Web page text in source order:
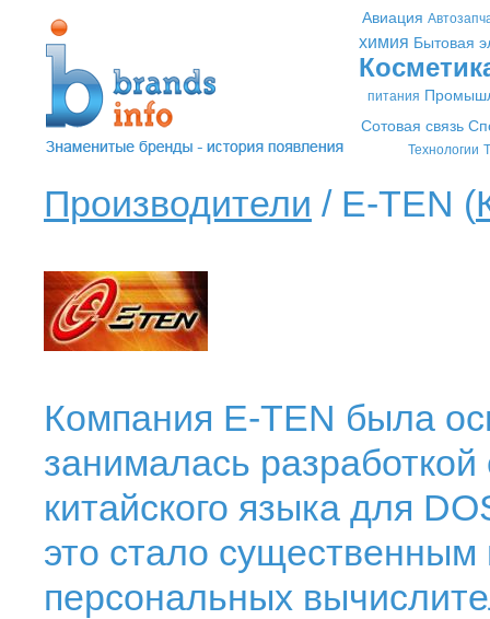
Авиация
химия Бытовая
питания
Сотовая связь
Технологии
Производители / E-TEN (
Компания E-TEN была
занималась
китайского языка для
это стало
персональных